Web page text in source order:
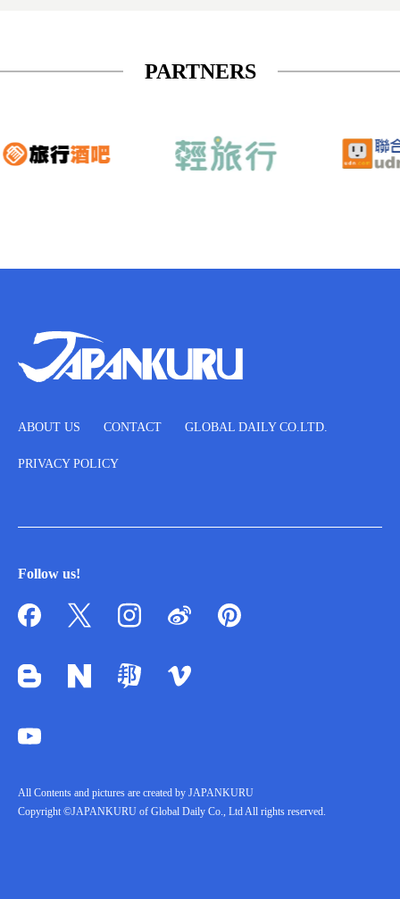
PARTNERS
ABOUT US CONTACT GLOBAL DAILY CO.LTD.
PRIVACY POLICY
Follow us!
All Contents and pictures are created by JAPANKURU
Copyright ©JAPANKURU of Global Daily Co., Ltd All rights reserved.